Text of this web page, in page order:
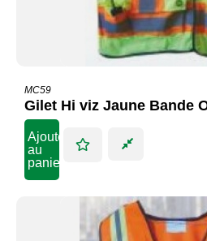
MC59
Gilet Hi viz Jaune Bande
Ajouter
au
panier